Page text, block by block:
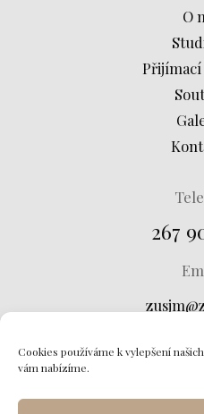
Cookies používáme k vylepšení
vám nabízíme.
O
267